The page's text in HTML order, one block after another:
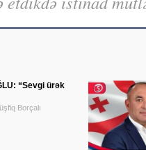
“Sevgi ürək
Borçalı